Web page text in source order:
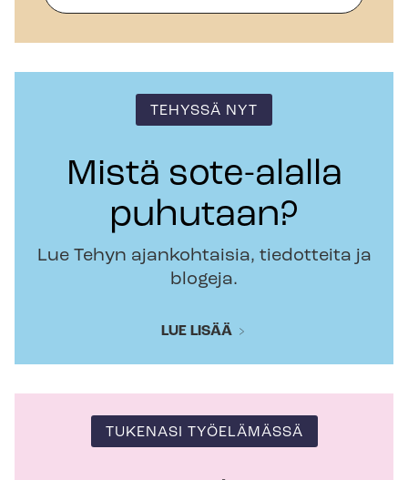
TEHYSSÄ NYT
Mistä sote-alalla
puhutaan?
Lue Tehyn ajankohtaisia, tiedotteita ja
blogeja.
LUE LISÄÄ
TUKENASI TYÖELÄMÄSSÄ